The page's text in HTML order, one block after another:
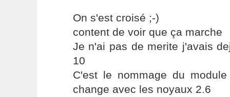
On s'est croisé ;-)
content de voir que ça marche
Je n'ai pas de merite j'avais
10
C'est le nommage du
change avec les noyaux 2.6